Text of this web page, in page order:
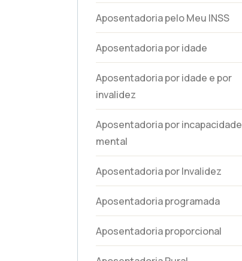
Aposentadoria pelo Meu INSS
Aposentadoria por idade
Aposentadoria por idade e por
invalidez
Aposentadoria por incapacidade
mental
Aposentadoria por Invalidez
Aposentadoria programada
Aposentadoria proporcional